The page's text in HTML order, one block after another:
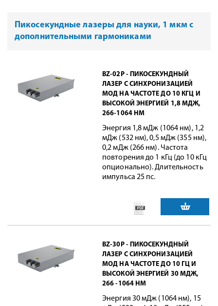
Пикосекундные лазеры для науки, 1 мкм с
дополнительными гармониками
BZ-02P - ПИКОСЕКУНДНЫЙ
ЛАЗЕР С СИНХРОНИЗАЦИЕЙ
МОД НА ЧАСТОТЕ ДО 10 КГЦ И
ВЫСОКОЙ ЭНЕРГИЕЙ 1,8 МДЖ,
266-1064 НМ
Энергия 1,8 мДж (1064 нм), 1,2
мДж (532 нм), 0,5 мДж (355 нм),
0,2 мДж (266 нм). Частота
повторения до 1 кГц (до 10 кГц
опционально). Длительность
импульса 25 пс.
BZ-30P - ПИКОСЕКУНДНЫЙ
ЛАЗЕР С СИНХРОНИЗАЦИЕЙ
МОД НА ЧАСТОТЕ ДО 10 ГЦ И
ВЫСОКОЙ ЭНЕРГИЕЙ 30 МДЖ,
266 -1064 НМ
Энергия 30 мДж (1064 нм), 15